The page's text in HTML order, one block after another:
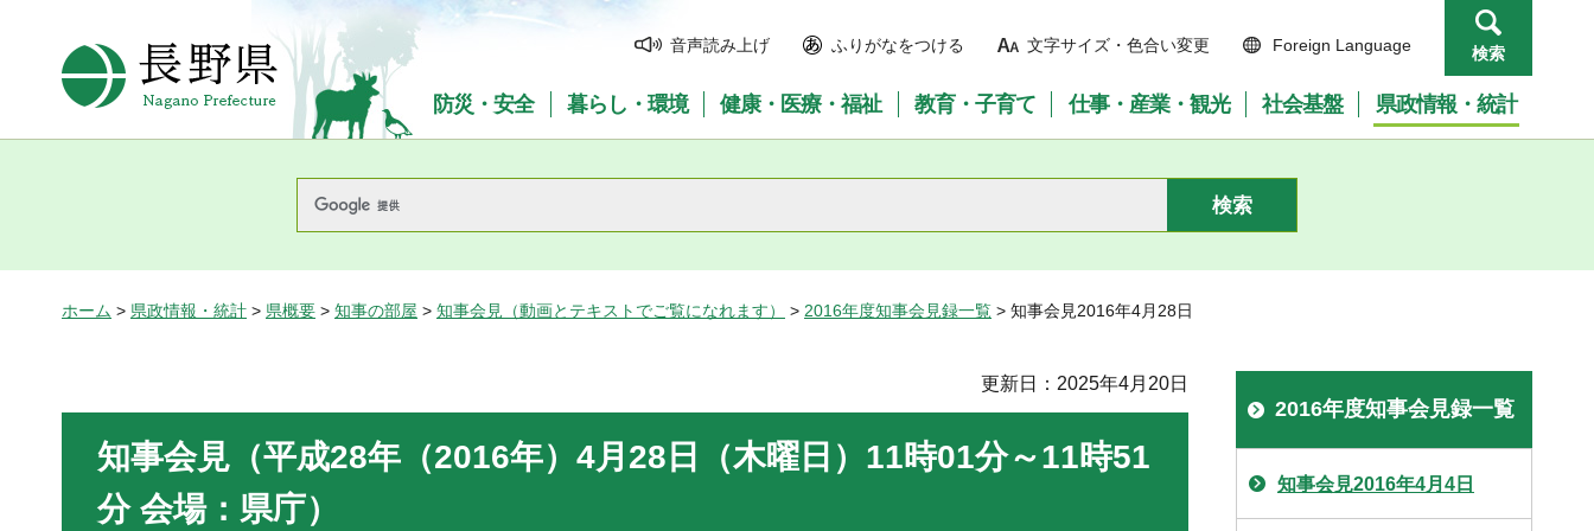
長野県Nagano Prefecture
音声読み上げ ふりがなをつける 文字サイズ・色合い変更 Foreign Language 検索
防災・安全 暮らし・環境 健康・医療・福祉 教育・子育て 仕事・産業・観光 社会基盤 県政情報・統計
ホーム > 県政情報・統計 > 県概要 > 知事の部屋 > 知事会見（動画とテキストでご覧になれます） > 2016年度知事会見録一覧 > 知事会見2016年4月28日
更新日：2025年4月20日
知事会見（平成28年（2016年）4月28日（木曜日）11時01分～11時51
分 会場：県庁）
2016年度知事会見録一覧
知事会見2016年4月4日